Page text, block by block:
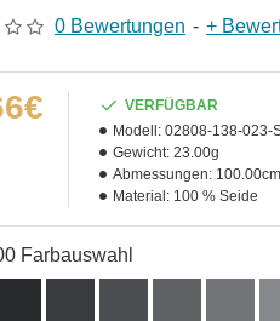
0 Bewertungen - +
VERFÜGBAR
Modell: 02808-138-023-
Gewicht: 23.00g
Abmessungen:
Material: 100 % Seide
Farbauswahl